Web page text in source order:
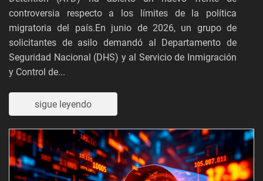
controversia respecto a los límites de la política
migratoria del país.En junio de 2026, un grupo de
solicitantes de asilo demandó al Departamento de
Seguridad Nacional (DHS) y al Servicio de Inmigración
y Control de...
sigue leyendo